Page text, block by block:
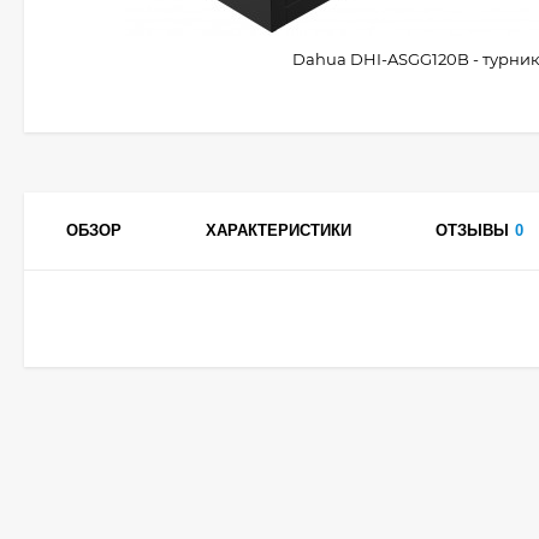
Dahua DHI-ASGG120B -
ОБЗОР ХАРАКТЕРИСТИКИ ОТЗЫВЫ 0